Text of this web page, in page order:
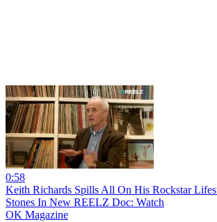
0:58
Keith Richards Spills All On His Rockstar
Stones In New REELZ Doc: Watch
OK Magazine